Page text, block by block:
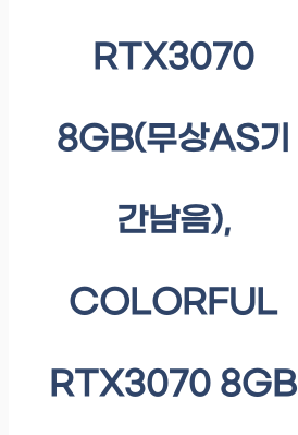
RTX3070
8GB(무상AS기
간남음),
COLORFUL
RTX3070 8GB